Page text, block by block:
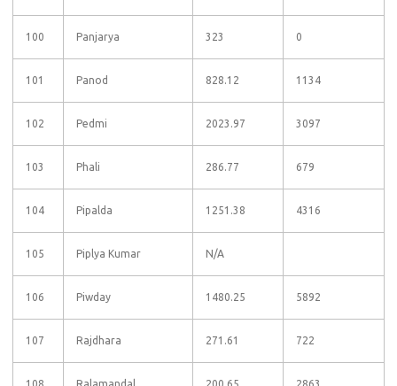
100 Panjarya 323 0
101 Panod 828.12 1134
102 Pedmi 2023.97 3097
103 Phali 286.77 679
104 Pipalda 1251.38 4316
105 Piplya Kumar N/A
106 Piwday 1480.25 5892
107 Rajdhara 271.61 722